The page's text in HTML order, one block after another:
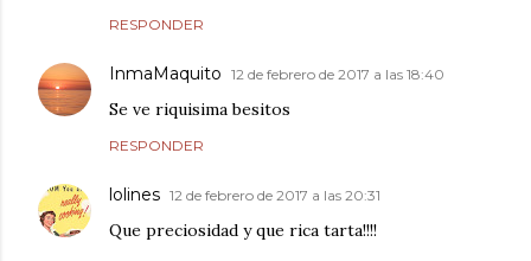
RESPONDER
InmaMaquito 12 de febrero de 2017 a las 18:40
Se ve riquisima besitos
RESPONDER
lolines 12 de febrero de 2017 a las 20:31
Que preciosidad y que rica tarta!!!!